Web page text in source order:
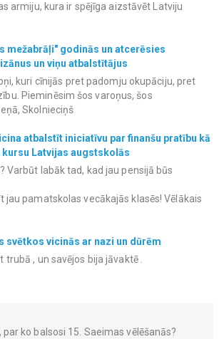
armiju, kura ir spējīga aizstāvēt Latviju
mežabrāļi" godinās un atcerēsies
un viņu atbalstītājus
kuri cīnijās pret padomju okupāciju, pret
Pieminēsim šos varoņus, šos
Skolnieciņš
atbalstīt iniciatīvu par finanšu pratību kā
Latvijas augstskolās
Varbūt labāk tad, kad jau pensijā būs
jau pamatskolas vecākajās klasēs! Vēlākais
svētkos vicinās ar nazi un dūrēm
trubā , un savējos bija jāvaktē .
par ko balsosi 15. Saeimas vēlēšanās?